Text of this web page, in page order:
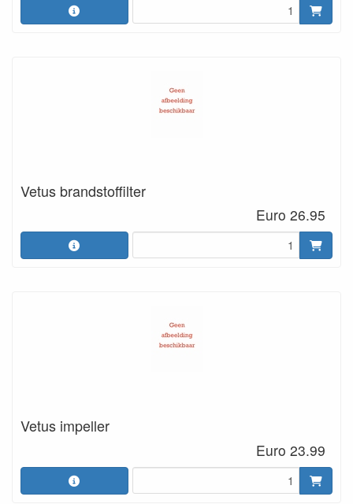
Vetus brandstoffilter
Euro 26.95
Vetus impeller
Euro 23.99